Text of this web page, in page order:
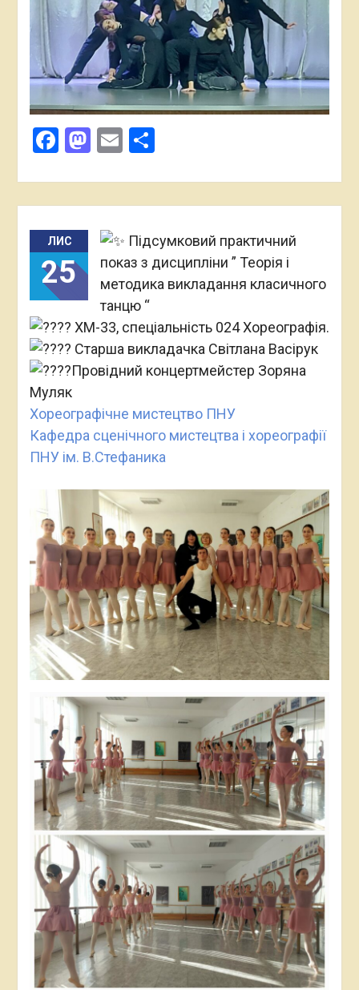
Facebook
Mastodon
EmailПоділитися
ЛИС
25
Підсумковий практичний
показ з дисципліни ” Теорія і
методика викладання класичного
танцю “
ХМ-33, спеціальність 024 Хореографія.
Старша викладачка Світлана Васірук
Провідний концертмейстер Зоряна
Муляк
Хореографічне мистецтво ПНУ
Кафедра сценічного мистецтва і хореографії
ПНУ ім. В.Стефаника